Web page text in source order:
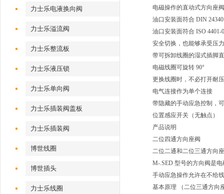
力士乐电液换向阀
力士乐溢流阀
力士乐整流板
力士乐液压锁
力士乐单向阀
力士乐插装阀盖板
力士乐插装阀
博世线圈
博世插头
力士乐线圈
电磁操作的直动式方向座阀
油口安装面符合 DIN
油口安装面符合 ISO 4401-
安全切换，也能够承受压
带可拆卸线圈的湿式插脚
电磁线圈可旋转 90°
更换线圈时，不必打开耐
电气连接作为单个连接
带隐藏的手动应急控制，
位置感应开关（无触点）
产品说明
二位四通方向座阀
二位二通和二位三通方向
M-.SED 型号的方向阀是
手动应急操作允许在不给
基本原理 （二位三通方向